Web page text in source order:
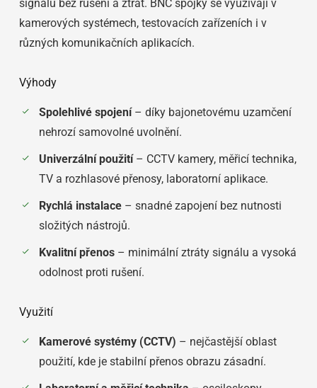
signálu bez rušení a ztrát. BNC spojky se využívají v
kamerových systémech, testovacích zařízeních i v
různých komunikačních aplikacích.
Výhody
Spolehlivé spojení– díky bajonetovému uzamčení
nehrozí samovolné uvolnění.
Univerzální použití– CCTV kamery, měřicí technika,
TV a rozhlasové přenosy, laboratorní aplikace.
Rychlá instalace – snadné zapojení bez nutnosti
složitých nástrojů.
Kvalitní přenos – minimální ztráty signálu a vysoká
odolnost proti rušení.
Využití
Kamerové systémy (CCTV) – nejčastější oblast
použití, kde je stabilní přenos obrazu zásadní.